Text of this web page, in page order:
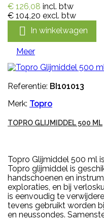
€ 126,08 incl. btw
€ 104,20 excl. btw
 In winkelwagen
Meer
Referentie: BI101013
Merk: Topro
TOPRO GLIJMIDDEL 500 ML
Topro Glijmiddel 500 ml
Topro glijmiddel is
handschoenen en
exploraties, en bij
is eenvoudig te
tevens gebruikt worden
en neussondes.